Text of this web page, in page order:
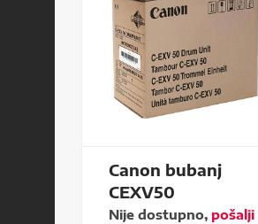
Canon bubanj
CEXV50
Nije dostupno, pošalji